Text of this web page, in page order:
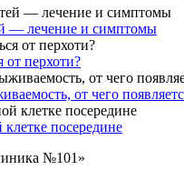
— лечение и симптомы
от перхоти?
от чего
клетке посередине
№101»